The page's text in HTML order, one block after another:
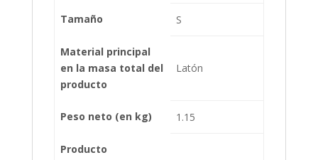
Tamaño S
Material principal
en la masa total del
producto
Latón
Peso neto (en kg) 1.15
Producto